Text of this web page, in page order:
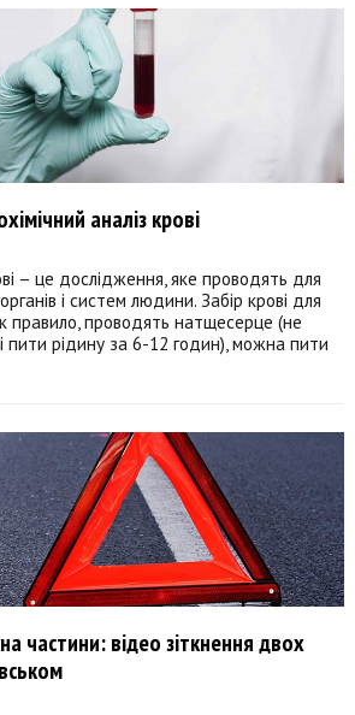
аналіз крові
– це дослідження, яке проводять для
і систем людини. Забір крові для
правило, проводять натщесерце (не
рідину за 6-12 годин), можна пити
частини: відео зіткнення двох